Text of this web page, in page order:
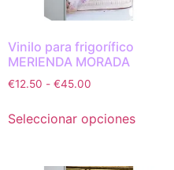
Vinilo para frigorífico
MERIENDA MORADA
€12.50 - €45.00
Seleccionar opciones